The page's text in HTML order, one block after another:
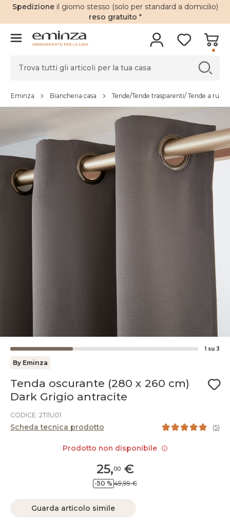
Spedizione il giorno stesso (solo per standard a domicilio)
reso gratuito *
ARREDAMENTO PER LA CASA
Eminza Biancheria casa Tende/Tende trasparenti/ Tende a rullo
1 su 3
By Eminza
Tenda oscurante (280 x 260 cm)
Dark Grigio antracite
CODICE: 2TI1U01
Scheda tecnica prodotto (5)
25,00€
-50 % 49,99 €
Guarda articolo simile